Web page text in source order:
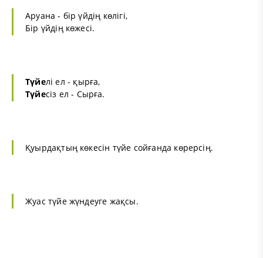
Аруана - бір үйдің көлігі,
Бір үйдің көжесі.
Түйелі ел - қырға,
Түйесіз ел - Сырға.
Қуырдақтың көкесін түйе сойғанда көрерсің.
Жуас түйе жүндеуге жақсы.